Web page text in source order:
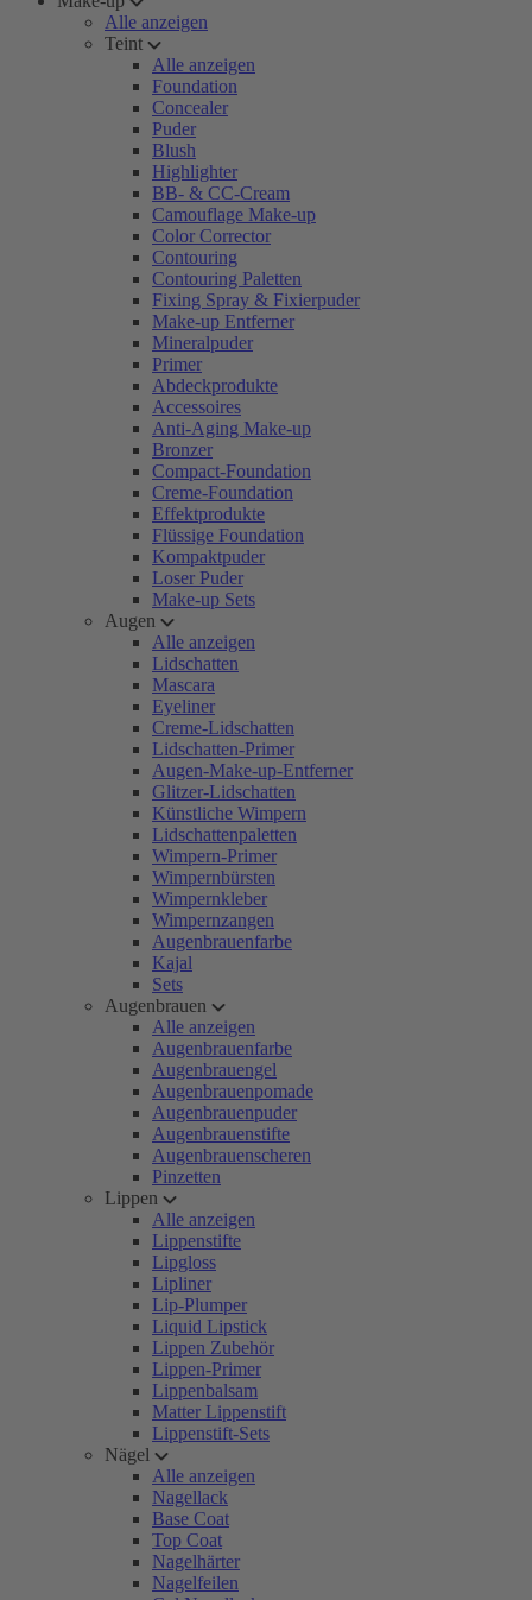
Alle anzeigen
Teint
Alle anzeigen
Foundation
Concealer
Puder
Blush
Highlighter
BB- & CC-Cream
Camouflage Make-up
Color Corrector
Contouring
Contouring Paletten
Fixing Spray & Fixierpuder
Make-up Entferner
Mineralpuder
Primer
Abdeckprodukte
Accessoires
Anti-Aging Make-up
Bronzer
Compact-Foundation
Creme-Foundation
Effektprodukte
Flüssige Foundation
Kompaktpuder
Loser Puder
Make-up Sets
Augen
Alle anzeigen
Lidschatten
Mascara
Eyeliner
Creme-Lidschatten
Lidschatten-Primer
Augen-Make-up-Entferner
Glitzer-Lidschatten
Künstliche Wimpern
Lidschattenpaletten
Wimpern-Primer
Wimpernbürsten
Wimpernkleber
Wimpernzangen
Augenbrauenfarbe
Kajal
Sets
Augenbrauen
Alle anzeigen
Augenbrauenfarbe
Augenbrauengel
Augenbrauenpomade
Augenbrauenpuder
Augenbrauenstifte
Augenbrauenscheren
Pinzetten
Lippen
Alle anzeigen
Lippenstifte
Lipgloss
Lipliner
Lip-Plumper
Liquid Lipstick
Lippen Zubehör
Lippen-Primer
Lippenbalsam
Matter Lippenstift
Lippenstift-Sets
Nägel
Alle anzeigen
Nagellack
Base Coat
Top Coat
Nagelhärter
Nagelfeilen